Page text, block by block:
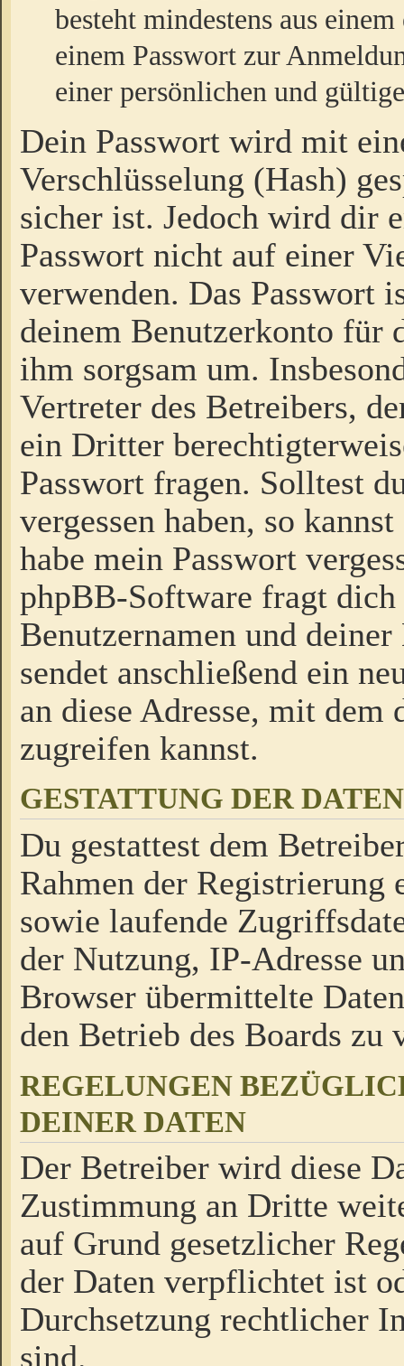
besteht mindestens aus
einem Passwort zur
einer persönlichen und
Dein Passwort wird mit
Verschlüsselung (Hash)
sicher ist. Jedoch wird dir
Passwort nicht auf einer
verwenden. Das Passwort
deinem Benutzerkonto für
ihm sorgsam um.
Vertreter des Betreibers,
ein Dritter
Passwort fragen. Solltest
vergessen haben, so
habe mein Passwort
phpBB-Software fragt dich
Benutzernamen und
sendet anschließend ein
an diese Adresse, mit dem
zugreifen kannst.
GESTATTUNG DER
Du gestattest dem
Rahmen der Registrierung
sowie laufende
der Nutzung, IP-Adresse
Browser übermittelte
den Betrieb des Boards zu
REGELUNGEN
DEINER DATEN
Der Betreiber wird diese
Zustimmung an Dritte
auf Grund gesetzlicher
der Daten verpflichtet ist
Durchsetzung rechtlicher
sind.